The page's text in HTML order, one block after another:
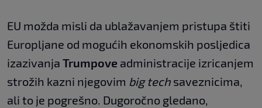
EU možda misli da ublažavanjem pristupa štiti
Europljane od mogućih ekonomskih posljedica
izazivanja Trumpove administracije izricanjem
strožih kazni njegovim big tech saveznicima,
ali to je pogrešno. Dugoročno gledano,